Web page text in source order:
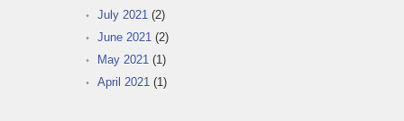
July 2021 (2)
June 2021 (2)
May 2021 (1)
April 2021 (1)